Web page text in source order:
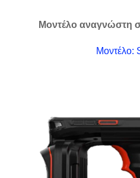
Μοντέλο αναγνώστη
Μοντέλο: